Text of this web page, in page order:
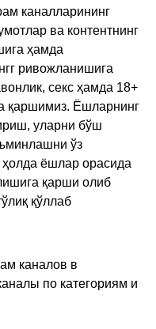
каналларининг
ва контентнинг
ҳамда
ривожланишига
секс ҳамда 18+
қаршимиз. Ёшларнинг
уларни бўш
ўз
ҳолда ёшлар орасида
қарши олиб
қўллаб
каналов в
по категориям и